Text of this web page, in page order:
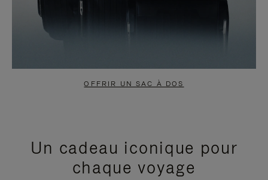
OFFRIR UN SAC À DOS
Un cadeau iconique pour
chaque voyage